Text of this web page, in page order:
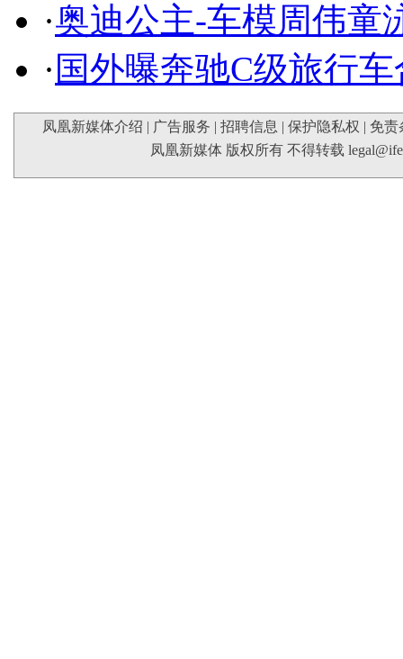
·奥迪公主-车模周伟童
· 国外曝奔驰C级旅行
凤凰新媒体介绍 | 广告服务 | 招聘信息 | 保护隐私权 | 免责
凤凰新媒体 版权所有 不得转载